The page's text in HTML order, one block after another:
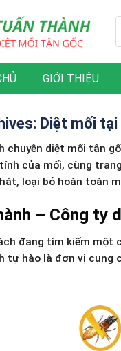
GIỚI THIỆU
Diệt mối tại
chuyên diệt mối tận
của mối, cùng
loại bỏ hoàn toàn
– Công ty
đang tìm kiếm một
tự hào là đơn vị cung